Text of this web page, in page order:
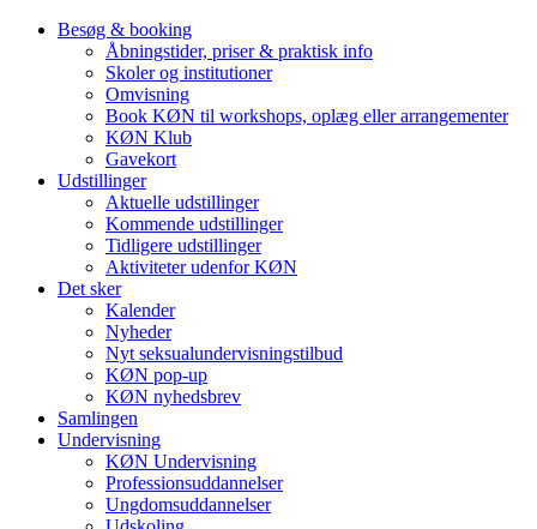
Besøg & booking
Åbningstider, priser & praktisk info
Skoler og institutioner
Omvisning
Book KØN til workshops, oplæg eller arrangementer
KØN Klub
Gavekort
Udstillinger
Aktuelle udstillinger
Kommende udstillinger
Tidligere udstillinger
Aktiviteter udenfor KØN
Det sker
Kalender
Nyheder
Nyt seksualundervisningstilbud
KØN pop-up
KØN nyhedsbrev
Samlingen
Undervisning
KØN Undervisning
Professionsuddannelser
Ungdomsuddannelser